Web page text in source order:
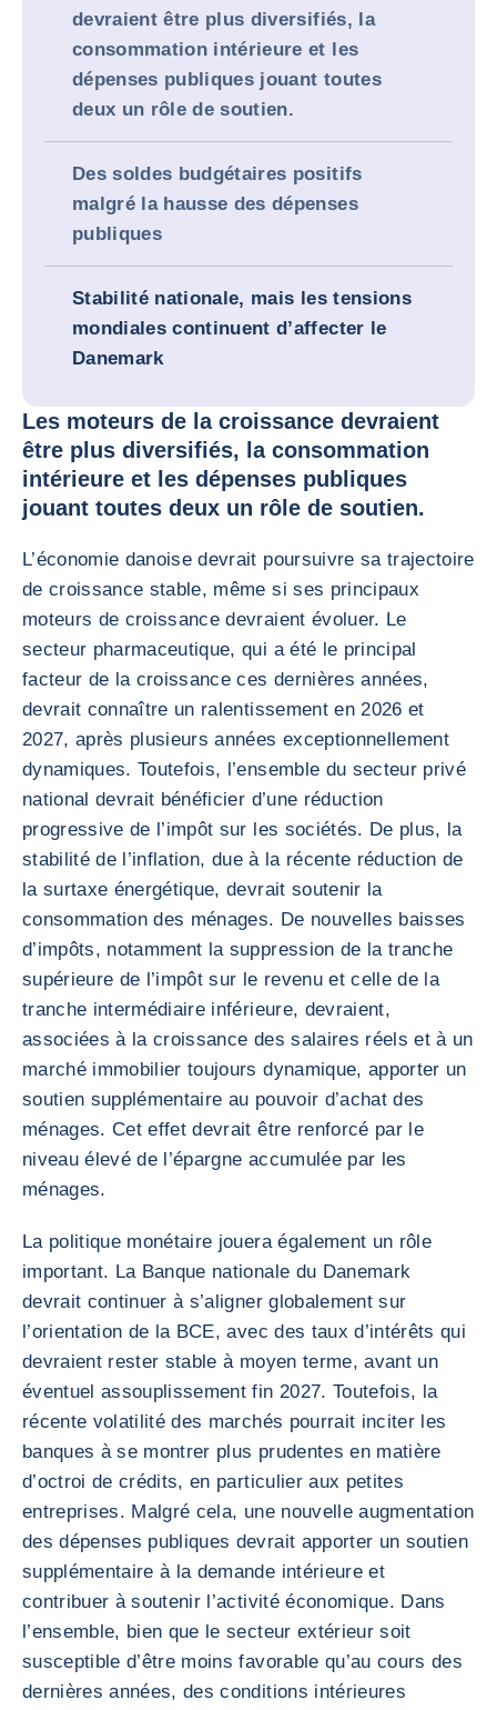
devraient être plus diversifiés, la
consommation intérieure et les
dépenses publiques jouant toutes
deux un rôle de soutien.
Des soldes budgétaires positifs
malgré la hausse des dépenses
publiques
Stabilité nationale, mais les tensions
mondiales continuent d’affecter le
Danemark
Les moteurs de la croissance devraient
être plus diversifiés, la consommation
intérieure et les dépenses publiques
jouant toutes deux un rôle de soutien.
L’économie danoise devrait poursuivre sa trajectoire
de croissance stable, même si ses principaux
moteurs de croissance devraient évoluer. Le
secteur pharmaceutique, qui a été le principal
facteur de la croissance ces dernières années,
devrait connaître un ralentissement en 2026 et
2027, après plusieurs années exceptionnellement
dynamiques. Toutefois, l’ensemble du secteur privé
national devrait bénéficier d’une réduction
progressive de l’impôt sur les sociétés. De plus, la
stabilité de l’inflation, due à la récente réduction de
la surtaxe énergétique, devrait soutenir la
consommation des ménages. De nouvelles baisses
d’impôts, notamment la suppression de la tranche
supérieure de l’impôt sur le revenu et celle de la
tranche intermédiaire inférieure, devraient,
associées à la croissance des salaires réels et à un
marché immobilier toujours dynamique, apporter un
soutien supplémentaire au pouvoir d’achat des
ménages. Cet effet devrait être renforcé par le
niveau élevé de l’épargne accumulée par les
ménages.
La politique monétaire jouera également un rôle
important. La Banque nationale du Danemark
devrait continuer à s’aligner globalement sur
l’orientation de la BCE, avec des taux d’intérêts qui
devraient rester stable à moyen terme, avant un
éventuel assouplissement fin 2027. Toutefois, la
récente volatilité des marchés pourrait inciter les
banques à se montrer plus prudentes en matière
d’octroi de crédits, en particulier aux petites
entreprises. Malgré cela, une nouvelle augmentation
des dépenses publiques devrait apporter un soutien
supplémentaire à la demande intérieure et
contribuer à soutenir l’activité économique. Dans
l’ensemble, bien que le secteur extérieur soit
susceptible d’être moins favorable qu’au cours des
dernières années, des conditions intérieures